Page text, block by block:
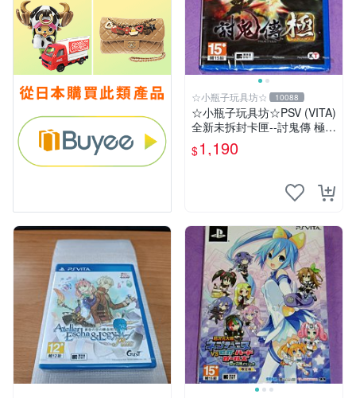
☆小瓶子玩具坊☆ 10088
☆小瓶子玩具坊☆PSV (VITA)
全新未拆封卡匣--討鬼傳 極
中文版
$1,190